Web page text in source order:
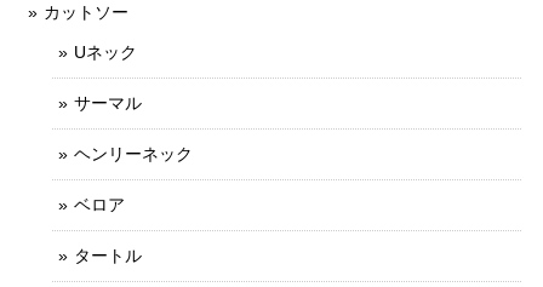
カットソー
Uネック
サーマル
ヘンリーネック
ベロア
タートル